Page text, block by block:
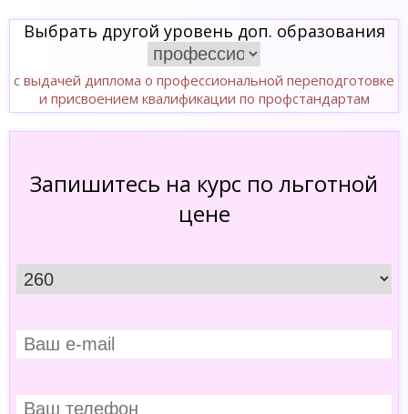
Выбрать другой уровень доп. образования
с выдачей диплома о профессиональной переподготовке
и присвоением квалификации по профстандартам
Запишитесь на курс по льготной
цене